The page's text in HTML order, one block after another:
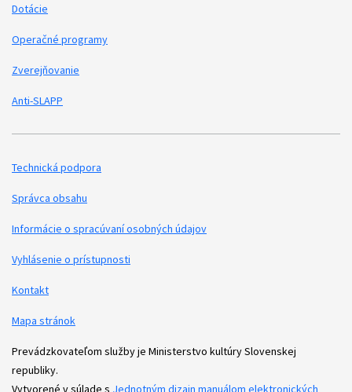
Dotácie
Operačné programy
Zverejňovanie
Anti-SLAPP
Podporné odkazy
Technická podpora
Správca obsahu
Informácie o spracúvaní osobných údajov
Vyhlásenie o prístupnosti
Kontakt
Mapa stránok
Prevádzkovateľom služby je Ministerstvo kultúry Slovenskej
republiky.
Vytvorené v súlade s Jednotným dizajn manuálom elektronických